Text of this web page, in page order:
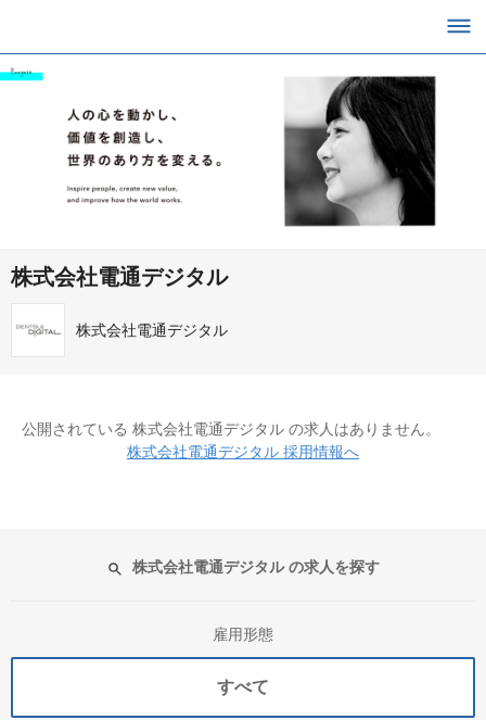
株式会社電通デジタル
株式会社電通デジタル
公開されている 株式会社電通デジタル の求人はありません。
株式会社電通デジタル 採用情報へ
株式会社電通デジタル の求人を探す
雇用形態
すべて